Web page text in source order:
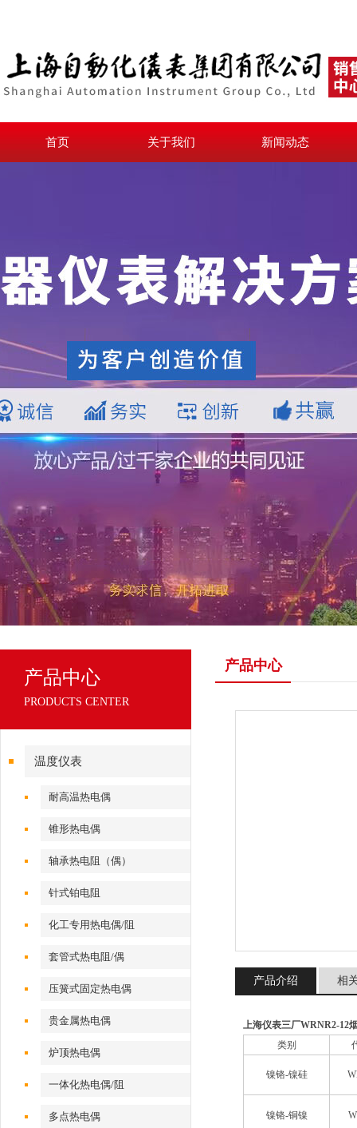
首页 关于我们 新闻动态
产品中心
PRODUCTS CENTER
温度仪表
耐高温热电偶
锥形热电偶
轴承热电阻（偶）
针式铂电阻
化工专用热电偶/阻
套管式热电阻/偶
压簧式固定热电偶
贵金属热电偶
炉顶热电偶
一体化热电偶/阻
多点热电偶
产品中心
产品介绍 相
上海仪表三厂WRNR2-12
类别
镍铬-镍硅
镍铬-铜镍